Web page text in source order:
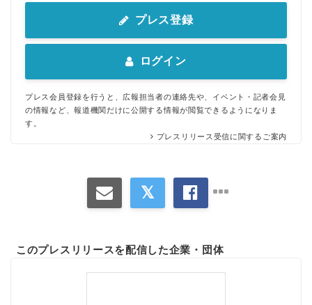
プレス登録
ログイン
プレス会員登録を行うと、広報担当者の連絡先や、イベント・記者会見
の情報など、報道機関だけに公開する情報が閲覧できるようになりま
す。
プレスリリース受信に関するご案内
このプレスリリースを配信した企業・団体